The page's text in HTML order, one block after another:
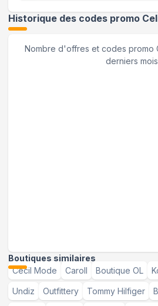
Historique des codes promo
Nombre d'offres et codes promo
derniers mois
Boutiques similaires
Cecil Mode
Caroll Boutique OL
Undiz Outfittery Tommy Hilfiger